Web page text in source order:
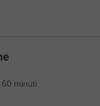
minuti